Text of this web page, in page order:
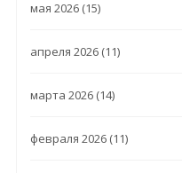
мая 2026 (15)
апреля 2026 (11)
марта 2026 (14)
февраля 2026 (11)